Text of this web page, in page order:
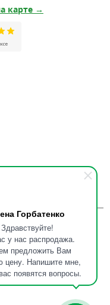
Горбатенко
Здравствуйте!
у нас распродажа.
предложить Вам
цену. Напишите мне,
появятся вопросы.
карте →